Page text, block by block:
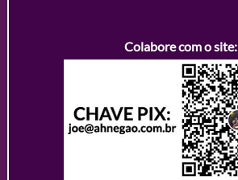
Colabore com o site: